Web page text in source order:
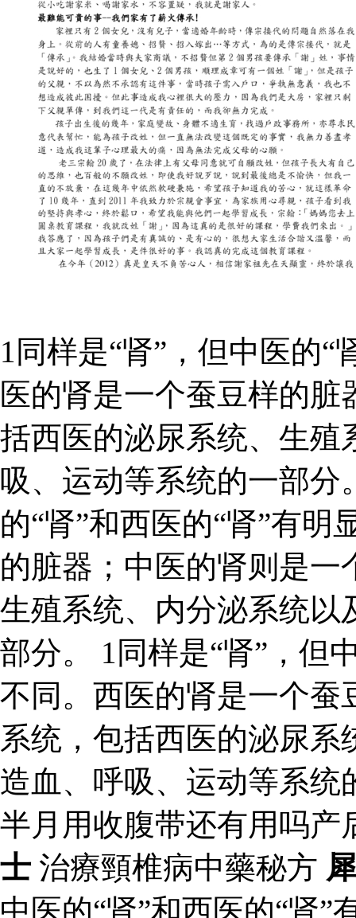
1同样是“肾”，但中医的“
医的肾是一个蚕豆样的
括西医的泌尿系统、生殖
吸、运动等系统的一部分
的“肾”和西医的“肾”有
的脏器；中医的肾则是
生殖系统、内分泌系统以
部分。 1同样是“肾”，但
不同。西医的肾是一个蚕
系统，包括西医的泌尿
造血、呼吸、运动等系
半月用收腹带还有用吗
士 治療頸椎病中藥秘方
中医的“肾”和西医的“肾